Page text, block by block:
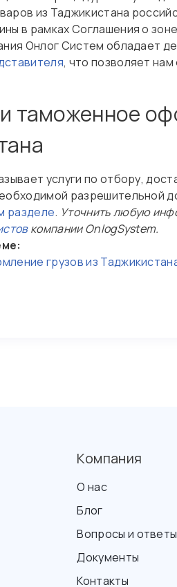
из Таджикистана
в рамках Соглашения о
Онлог Систем обладает
, что позволяет
таможенное
услуги по отбору,
разрешительной
разделе. Уточнить любую
компании OnlogSystem.
грузов из
Компания
О нас
Блог
Вопросы и ответы
Документы
Контакты